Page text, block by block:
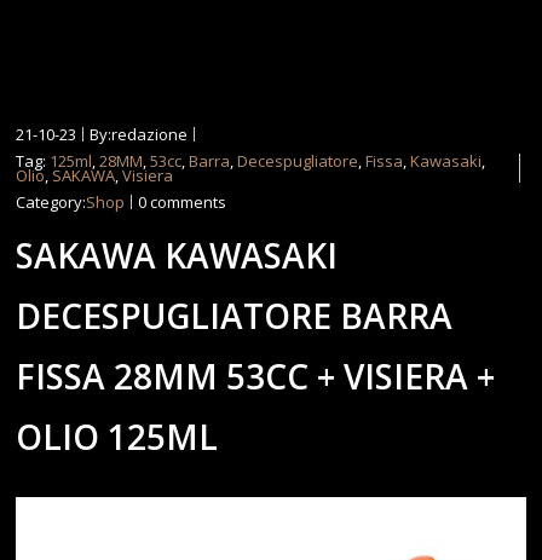
21-10-23
By:redazione
Tag: 125ml,28MM,53cc,Barra,Decespugliatore,Fissa,Kawasaki,
Olio, SAKAWA,Visiera
Category:Shop 0 comments
SAKAWA KAWASAKI
DECESPUGLIATORE BARRA
FISSA 28MM 53CC + VISIERA +
OLIO 125ML